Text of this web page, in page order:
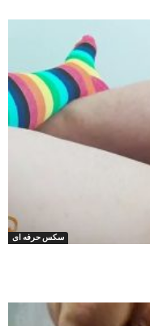
سکس حرفه ای